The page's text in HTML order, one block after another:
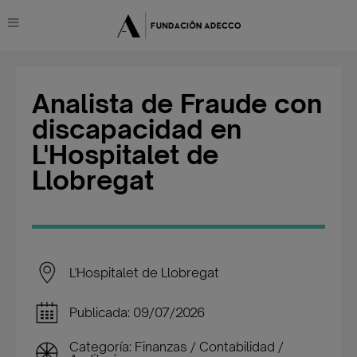
Analista de Fraude con
discapacidad en
L'Hospitalet de
Llobregat
L'Hospitalet de Llobregat
Publicada: 09/07/2026
Categoría: Finanzas / Contabilidad /